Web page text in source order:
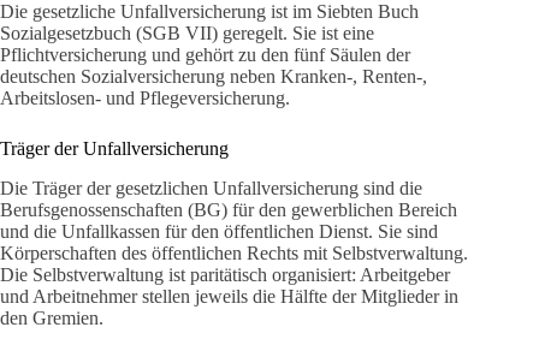
Die gesetzliche Unfallversicherung ist im Siebten Buch
Sozialgesetzbuch (SGB VII) geregelt. Sie ist eine
Pflichtversicherung und gehört zu den fünf Säulen der
deutschen Sozialversicherung neben Kranken-, Renten-,
Arbeitslosen- und Pflegeversicherung.
Träger der Unfallversicherung
Die Träger der gesetzlichen Unfallversicherung sind die
Berufsgenossenschaften (BG) für den gewerblichen Bereich
und die Unfallkassen für den öffentlichen Dienst. Sie sind
Körperschaften des öffentlichen Rechts mit Selbstverwaltung.
Die Selbstverwaltung ist paritätisch organisiert: Arbeitgeber
und Arbeitnehmer stellen jeweils die Hälfte der Mitglieder in
den Gremien.